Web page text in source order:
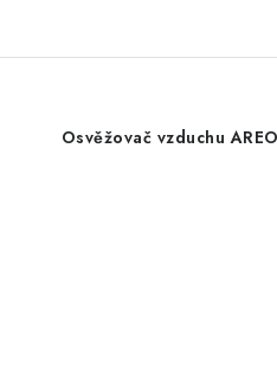
Osvěžovač vzduchu